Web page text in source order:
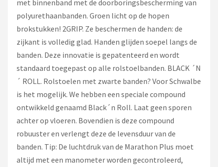
met binnenband met de doorboringsbescherming van
polyurethaanbanden. Groen licht op de hopen
brokstukken! 2GRIP. Ze beschermen de handen: de
zijkant is volledig glad. Handen glijden soepel langs de
banden. Deze innovatie is gepatenteerd en wordt
standaard toegepast op alle rolstoelbanden. BLACK ´N
´ ROLL. Rolstoelen met zwarte banden? Voor Schwalbe
is het mogelijk. We hebben een speciale compound
ontwikkeld genaamd Black´n Roll. Laat geen sporen
achter op vloeren. Bovendien is deze compound
robuuster en verlengt deze de levensduur van de
banden. Tip: De luchtdruk van de Marathon Plus moet
altijd met een manometer worden gecontroleerd,